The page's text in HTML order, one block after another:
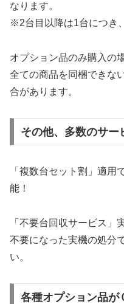
なります。
※2台目以降は1台につき
オプション品のみ購入の
全ての商品を同梱できな
合があります。
その他、多数のサー
「複数台セット割」適用
能！
「不要台回収サービス」
不要になった実機の処分
い。
各種オプション品が